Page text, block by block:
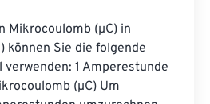
Mikrocoulomb (µC) in
können Sie die folgende
1 Amperestunde
(µC) Um